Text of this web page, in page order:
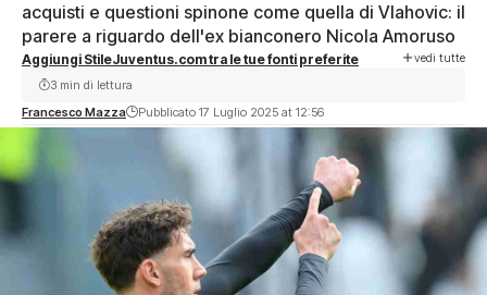
acquisti e questioni spinone come quella di Vlahovic: il
parere a riguardo dell'ex bianconero Nicola Amoruso
Aggiungi StileJuventus.com tra le tue fonti preferite vedi tutte
Francesco Mazza Pubblicato 17 Luglio 2025 at 12:56
3 min di lettura